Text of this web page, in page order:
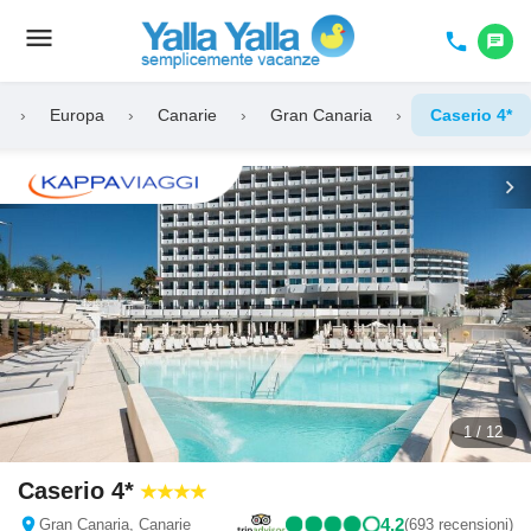
Toggle
menu phone chat
› Europa › Canarie › Gran Canaria › Caserio 4*
chevron_left chevron_right
1 / 12
Caserio 4*
location_on Gran Canaria, Canarie 4,2(693 recensioni)